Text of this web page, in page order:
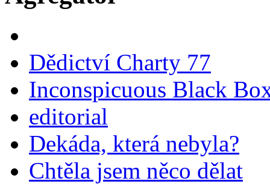
Dědictví Charty 77
Inconspicuous Black
editorial
Dekáda, která nebyla?
Chtěla jsem něco dělat